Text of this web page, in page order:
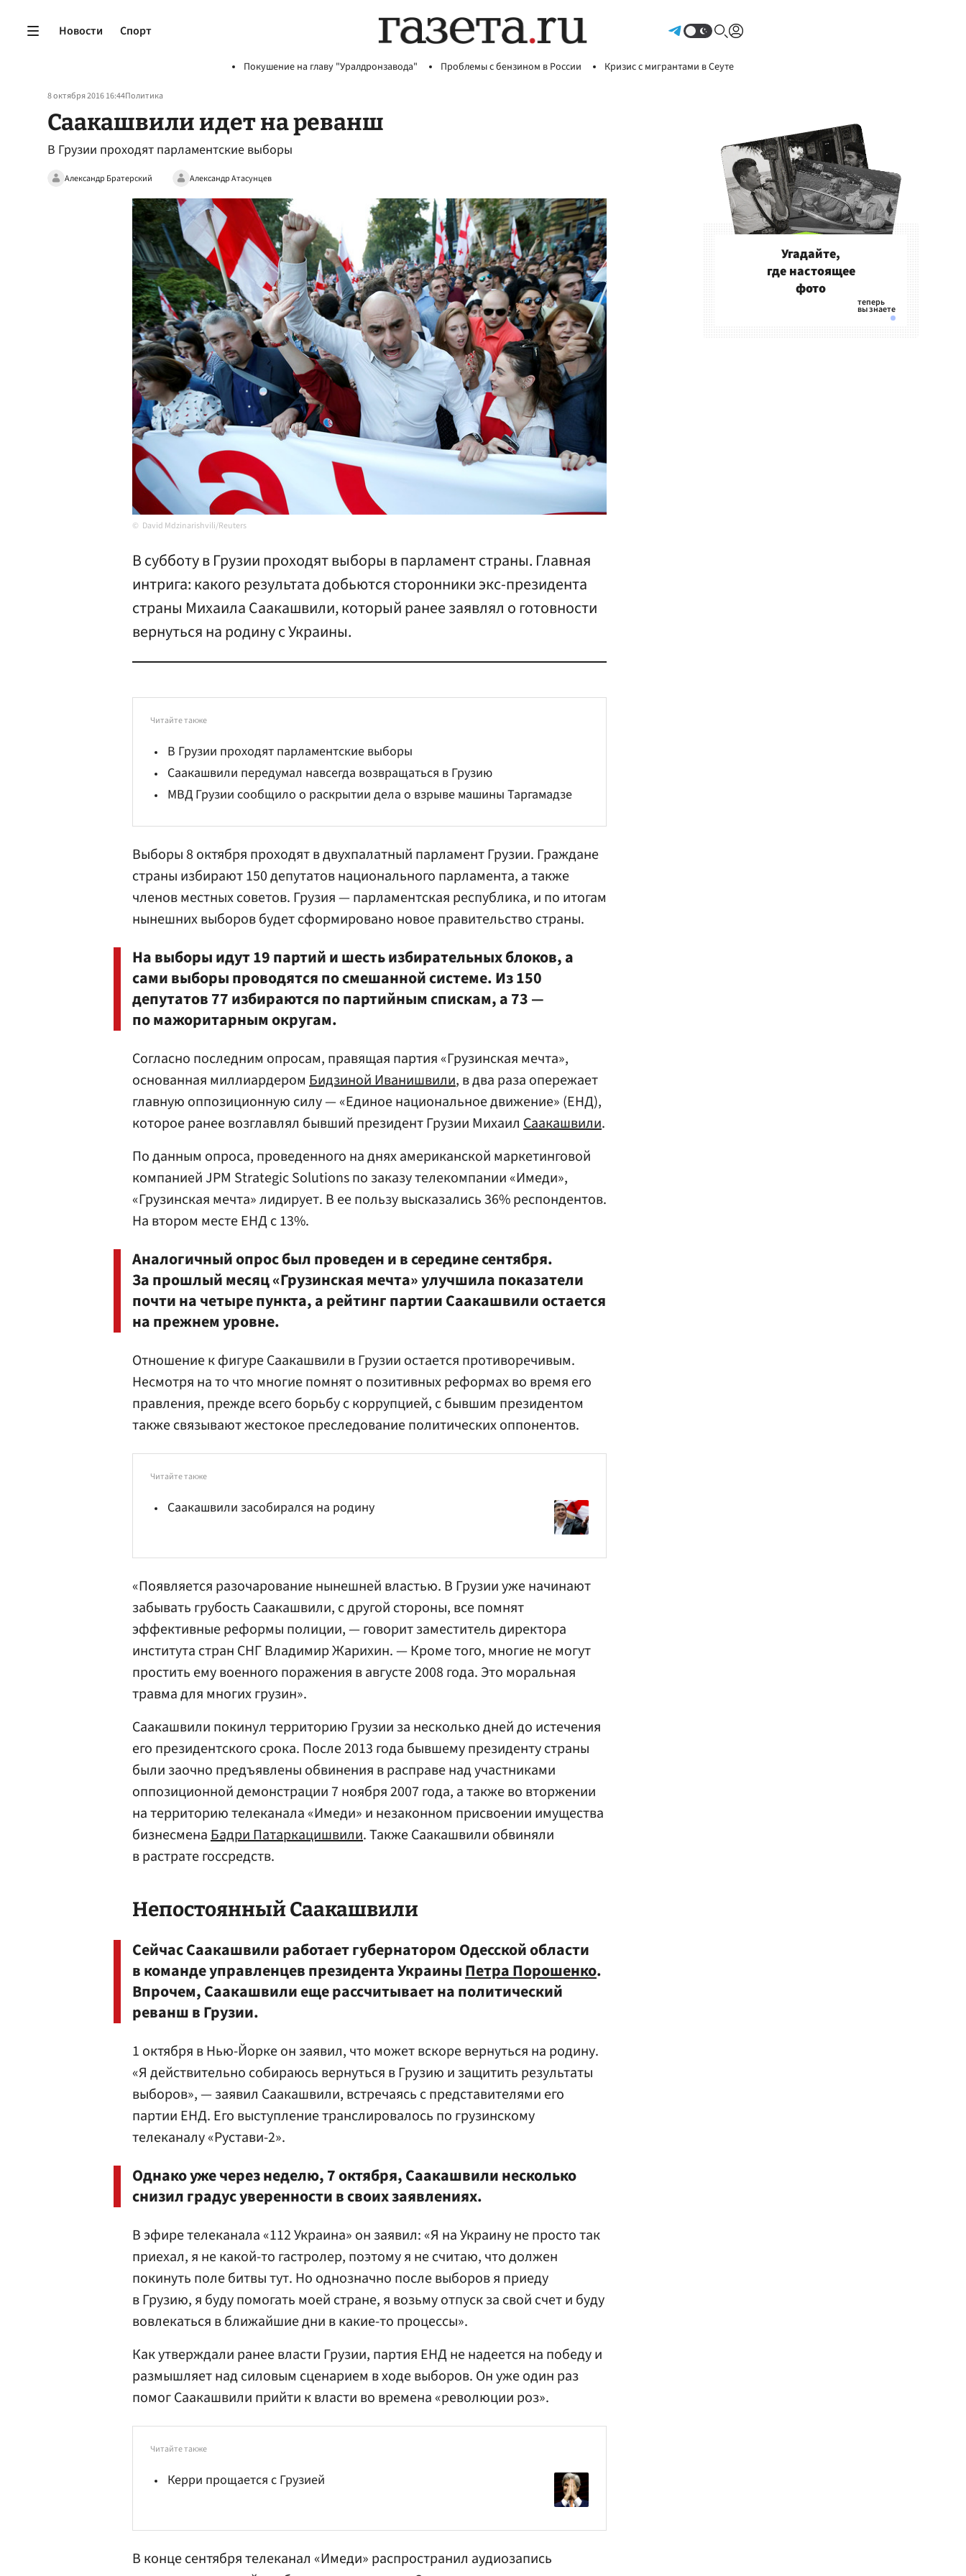
Новости Спорт
Покушение на главу "Уралдронзавода" Проблемы с бензином в России Кризис с мигрантами в Сеуте
8 октября 2016 16:44Политика
Саакашвили идет на реванш
В Грузии проходят парламентские выборы
Александр Братерский Александр Атасунцев
David Mdzinarishvili/Reuters
В субботу в Грузии проходят выборы в парламент страны. Главная
интрига: какого результата добьются сторонники экс-президента
страны Михаила Саакашвили, который ранее заявлял о готовности
вернуться на родину с Украины.
Читайте также
В Грузии проходят парламентские выборы
Саакашвили передумал навсегда возвращаться в Грузию
МВД Грузии сообщило о раскрытии дела о взрыве машины Таргамадзе
Выборы 8 октября проходят в двухпалатный парламент Грузии. Граждане
страны избирают 150 депутатов национального парламента, а также
членов местных советов. Грузия — парламентская республика, и по итогам
нынешних выборов будет сформировано новое правительство страны.
На выборы идут 19 партий и шесть избирательных блоков, а
сами выборы проводятся по смешанной системе. Из 150
депутатов 77 избираются по партийным спискам, а 73 —
по мажоритарным округам.
Согласно последним опросам, правящая партия «Грузинская мечта»,
основанная миллиардером Бидзиной Иванишвили, в два раза опережает
главную оппозиционную силу — «Единое национальное движение» (ЕНД),
которое ранее возглавлял бывший президент Грузии Михаил Саакашвили.
По данным опроса, проведенного на днях американской маркетинговой
компанией JPM Strategic Solutions по заказу телекомпании «Имеди»,
«Грузинская мечта» лидирует. В ее пользу высказались 36% респондентов.
На втором месте ЕНД с 13%.
Аналогичный опрос был проведен и в середине сентября.
За прошлый месяц «Грузинская мечта» улучшила показатели
почти на четыре пункта, а рейтинг партии Саакашвили остается
на прежнем уровне.
Отношение к фигуре Саакашвили в Грузии остается противоречивым.
Несмотря на то что многие помнят о позитивных реформах во время его
правления, прежде всего борьбу с коррупцией, с бывшим президентом
также связывают жестокое преследование политических оппонентов.
Читайте также
Саакашвили засобирался на родину
«Появляется разочарование нынешней властью. В Грузии уже начинают
забывать грубость Саакашвили, с другой стороны, все помнят
эффективные реформы полиции, — говорит заместитель директора
института стран СНГВладимир Жарихин. — Кроме того, многие не могут
простить ему военного поражения в августе 2008 года. Это моральная
травма для многих грузин».
Саакашвили покинул территорию Грузии за несколько дней до истечения
его президентского срока. После 2013 года бывшему президенту страны
были заочно предъявлены обвинения в расправе над участниками
оппозиционной демонстрации 7 ноября 2007 года, а также во вторжении
на территорию телеканала «Имеди» и незаконном присвоении имущества
бизнесменаБадри Патаркацишвили. Также Саакашвили обвиняли
в растрате госсредств.
Непостоянный Саакашвили
Сейчас Саакашвили работает губернатором Одесской области
в команде управленцев президента УкраиныПетра Порошенко.
Впрочем, Саакашвили еще рассчитывает на политический
реванш в Грузии.
1 октября в Нью-Йорке он заявил, что может вскоре вернуться на родину.
«Я действительно собираюсь вернуться в Грузию и защитить результаты
выборов», — заявил Саакашвили, встречаясь с представителями его
партии ЕНД. Его выступление транслировалось по грузинскому
телеканалу «Рустави-2».
Однако уже через неделю, 7 октября, Саакашвили несколько
снизил градус уверенности в своих заявлениях.
В эфире телеканала «112 Украина» он заявил: «Я на Украину не просто так
приехал, я не какой-то гастролер, поэтому я не считаю, что должен
покинуть поле битвы тут. Но однозначно после выборов я приеду
в Грузию, я буду помогать моей стране, я возьму отпуск за свой счет и буду
вовлекаться в ближайшие дни в какие-то процессы».
Как утверждали ранее власти Грузии, партия ЕНД не надеется на победу и
размышляет над силовым сценарием в ходе выборов. Он уже один раз
помог Саакашвили прийти к власти во времена «революции роз».
Читайте также
Керри прощается с Грузией
В конце сентября телеканал «Имеди» распространил аудиозапись
Угадайте,
где настоящее
фото